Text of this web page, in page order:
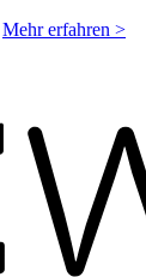
Mehr erfahren >